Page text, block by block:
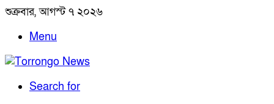
শুক্রবার, আগস্ট ৭ ২০২৬
Menu
Search for